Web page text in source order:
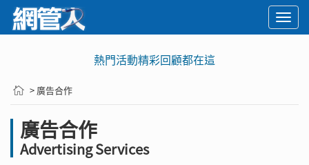
熱門活動精彩回顧都在這
> 廣告合作
廣告合作
Advertising Services